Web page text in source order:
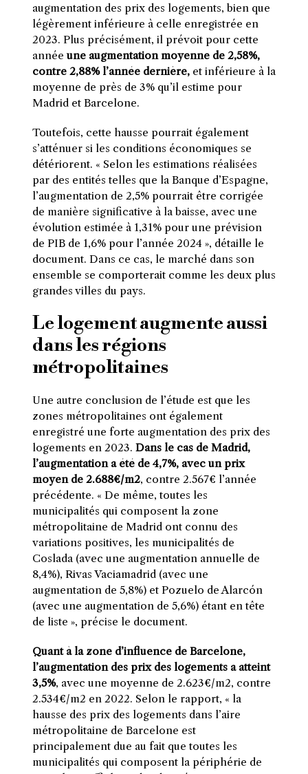
augmentation des prix des logements, bien que
légèrement inférieure à celle enregistrée en
2023. Plus précisément, il prévoit pour cette
annéeune augmentation moyenne de 2,58%,
contre 2,88% l’année dernière,et inférieure à la
moyenne de près de 3% qu’il estime pour
Madrid et Barcelone.
Toutefois, cette hausse pourrait également
s’atténuer si les conditions économiques se
détériorent. « Selon les estimations réalisées
par des entités telles que la Banque d’Espagne,
l’augmentation de 2,5% pourrait être corrigée
de manière significative à la baisse, avec une
évolution estimée à 1,31% pour une prévision
de PIB de 1,6% pour l’année 2024 », détaille le
document. Dans ce cas, le marché dans son
ensemble se comporterait comme les deux plus
grandes villes du pays.
Le logement augmente aussi
dans les régions
métropolitaines
Une autre conclusion de l’étude est que les
zones métropolitaines ont également
enregistré une forte augmentation des prix des
logements en 2023. Dans le cas de Madrid,
l’augmentation a été de 4,7%, avec un prix
moyen de 2.688€/m2, contre 2.567€ l’année
précédente. « De même, toutes les
municipalités qui composent la zone
métropolitaine de Madrid ont connu des
variations positives, les municipalités de
Coslada (avec une augmentation annuelle de
8,4%), Rivas Vaciamadrid (avec une
augmentation de 5,8%) et Pozuelo de Alarcón
(avec une augmentation de 5,6%) étant en tête
de liste », précise le document.
Quant à la zone d’influence de Barcelone,
l’augmentation des prix des logements a atteint
3,5%, avec une moyenne de 2.623€/m2, contre
2.534€/m2 en 2022. Selon le rapport, « la
hausse des prix des logements dans l’aire
métropolitaine de Barcelone est
principalement due au fait que toutes les
municipalités qui composent la périphérie de